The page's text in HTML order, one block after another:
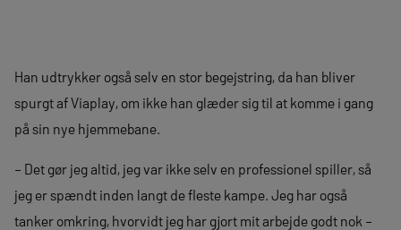
Han udtrykker også selv en stor begejstring, da han bliver
spurgt af Viaplay, om ikke han glæder sig til at komme i gang
på sin nye hjemmebane.
– Det gør jeg altid, jeg var ikke selv en professionel spiller, så
jeg er spændt inden langt de fleste kampe. Jeg har også
tanker omkring, hvorvidt jeg har gjort mit arbejde godt nok –